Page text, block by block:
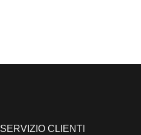
SERVIZIO CLIENTI